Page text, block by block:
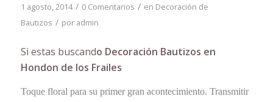
1 agosto, 2014 / 0 Comentarios / en Decoración de
Bautizos / por admin
Si estas buscando Decoración Bautizos en
Hondon de los Frailes
Toque floral para su primer gran acontecimiento. Transmitir